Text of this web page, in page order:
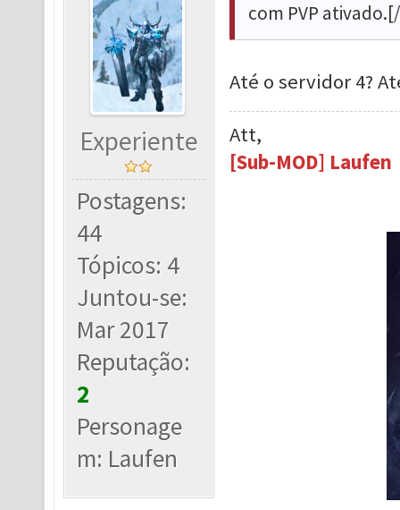
Experiente
Postagens:
44
Tópicos: 4
Juntou-se:
Mar 2017
Reputação:
2
Personage
m: Laufen
com PVP
Até o servidor 4?
Att,
[Sub-MOD] Laufen